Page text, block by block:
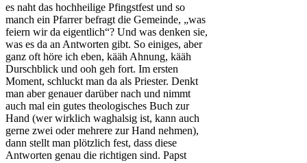
es naht das hochheilige Pfingstfest und so
manch ein Pfarrer befragt die Gemeinde, „was
feiern wir da eigentlich“? Und was denken sie,
was es da an Antworten gibt. So einiges, aber
ganz oft höre ich eben, kääh Ahnung, kääh
Durschblick und ooh geh fort. Im ersten
Moment, schluckt man da als Priester. Denkt
man aber genauer darüber nach und nimmt
auch mal ein gutes theologisches Buch zur
Hand (wer wirklich waghalsig ist, kann auch
gerne zwei oder mehrere zur Hand nehmen),
dann stellt man plötzlich fest, dass diese
Antworten genau die richtigen sind. Papst